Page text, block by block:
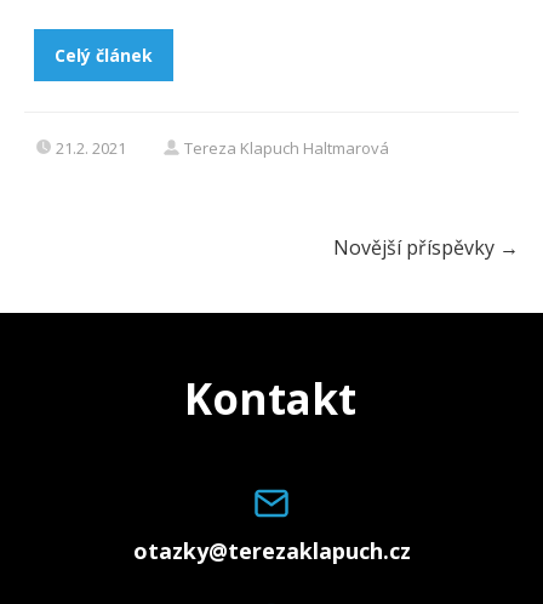
Celý článek
21.2. 2021 Tereza Klapuch Haltmarová
Novější příspěvky →
Kontakt
otazky@terezaklapuch.cz